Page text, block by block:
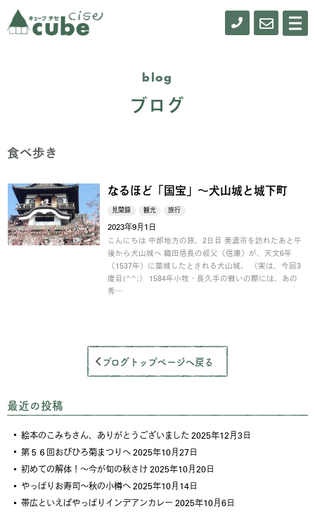
メ
ニ
0155- お
blog
ブログ
食べ歩き
なるほど「国宝」～犬山城と城下町
見聞録 観光 旅行
2023年9月1日
こんにちは 中部地方の旅、2日目 美濃市を訪れたあと午
後から犬山城へ 織田信長の叔父（信康）が、天文6年
（1537年）に築城したとされる犬山城。 （実は、今回3
度目(^^;） 1584年小牧・長久手の戦いの際には、あの
秀…
ブログトップページへ戻る
最近の投稿
絵本のこみちさん、ありがとうございました 2025年12月3日
第５６回おびひろ菊まつりへ2025年10月27日
初めての解体！～今が旬の秋さけ2025年10月20日
やっぱりお寿司～秋の小樽へ2025年10月14日
帯広といえばやっぱりインデアンカレー2025年10月6日